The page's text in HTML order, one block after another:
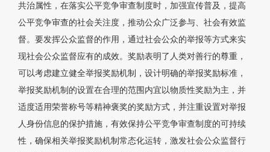
共治属性，在落实公平竞争审查制度时，加强宣传普及，提高
公平竞争审查的社会关注度，推动公众广泛参与、社会有效监
督。要发挥公众监督的作用，通过社会公众的举报等方式来实
现社会公众监督应有的成效。奖励表明了人类对善行的尊重，
可以考虑建立健全举报奖励机制，设计明确的举报奖励标准，
举报奖励机制的设置在合理的范围内宜以物质性奖励为主，并
适度适用荣誉称号等精神褒奖的奖励方式，并注重设置对举报
人身份信息的保护措施，有效保持公平竞争审查制度的可持续
性，确保相关举报奖励机制常态化运转，激发社会公众监督行